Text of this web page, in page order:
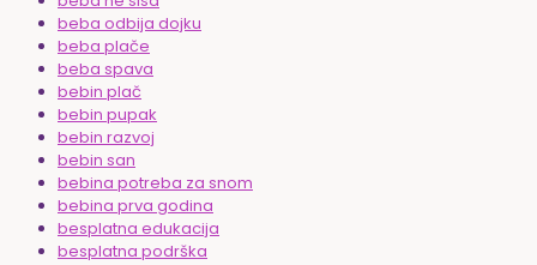
beba odbija dojku
beba plače
beba spava
bebin plač
bebin pupak
bebin razvoj
bebin san
bebina potreba za snom
bebina prva godina
besplatna edukacija
besplatna podrška